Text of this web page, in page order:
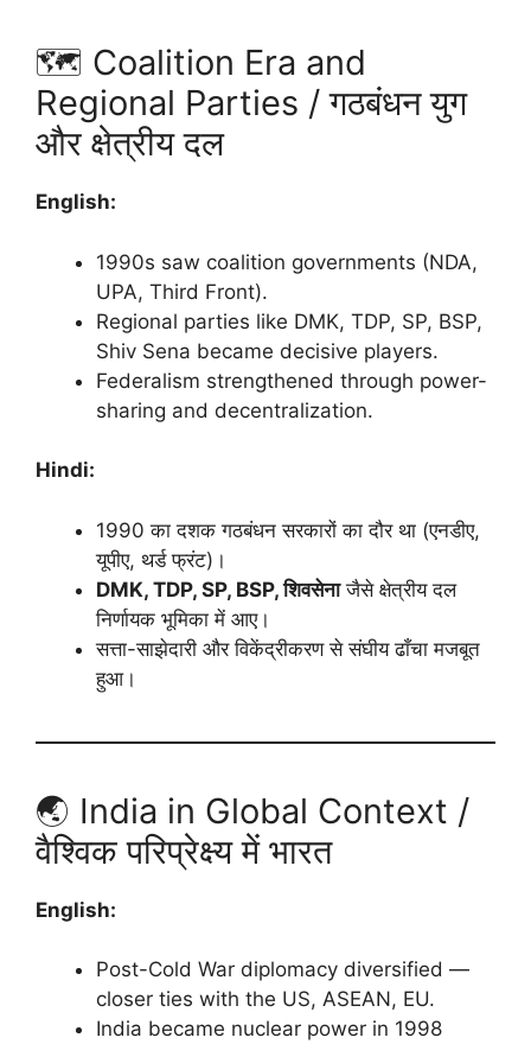
🗺️ Coalition Era and
Regional Parties / गठबंधन युग
और क्षेत्रीय दल
English:
1990s saw coalition governments (NDA,
UPA, Third Front).
Regional parties like DMK, TDP, SP, BSP,
Shiv Sena became decisive players.
Federalism strengthened through power-
sharing and decentralization.
Hindi:
1990 का दशक गठबंधन सरकारों का दौर था (एनडीए,
यूपीए, थर्ड फ्रंट)।
DMK, TDP, SP, BSP, शिवसेनाजैसे क्षेत्रीय दल
निर्णायक भूमिका में आए।
सत्ता-साझेदारी और विकेंद्रीकरण से संघीय ढाँचा मजबूत
हुआ।
🌏 India in Global Context /
वैश्विक परिप्रेक्ष्य में भारत
English:
Post-Cold War diplomacy diversified —
closer ties with the US, ASEAN, EU.
India became nuclear power in 1998